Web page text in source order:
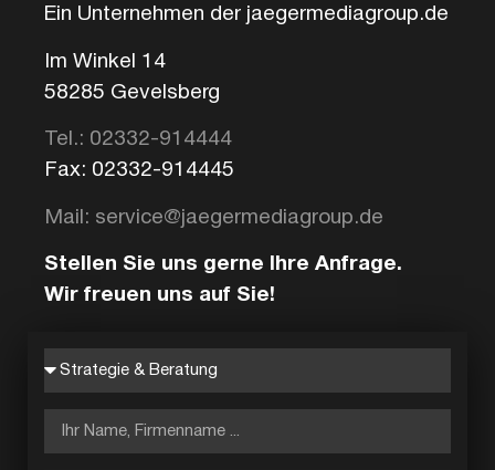
Ein Unternehmen der jaegermediagroup.de
Im Winkel 14
58285 Gevelsberg
Tel.: 02332-914444
Fax: 02332-914445
Mail: service@jaegermediagroup.de
Stellen Sie uns gerne Ihre Anfrage.
Wir freuen uns auf Sie!